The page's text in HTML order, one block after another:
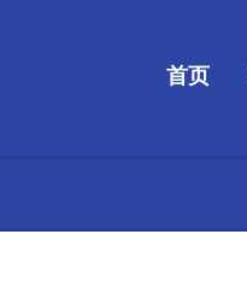
首页